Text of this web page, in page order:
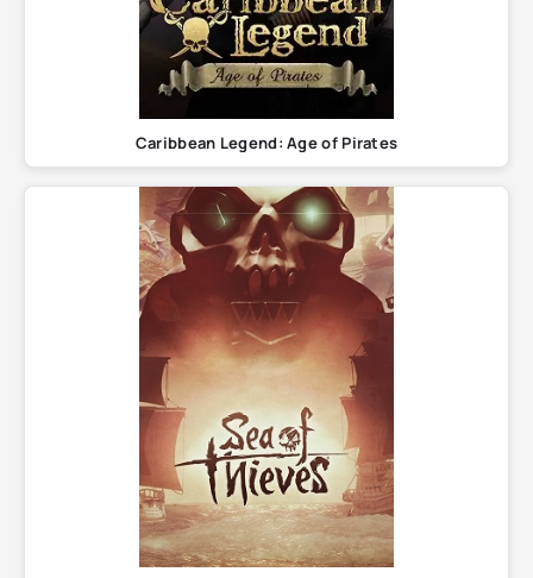
Caribbean Legend: Age of Pirates